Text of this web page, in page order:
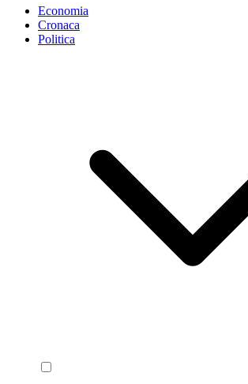
Economia
Cronaca
Politica